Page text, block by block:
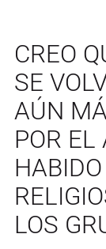
CREO
SE
AÚN
POR
LOS